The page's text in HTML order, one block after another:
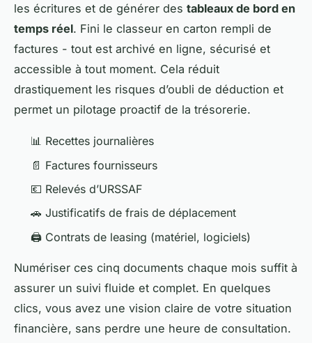
les écritures et de générer des tableaux de bord en
temps réel. Fini le classeur en carton rempli de
factures - tout est archivé en ligne, sécurisé et
accessible à tout moment. Cela réduit
drastiquement les risques d’oubli de déduction et
permet un pilotage proactif de la trésorerie.
📊 Recettes journalières
📄 Factures fournisseurs
💶 Relevés d’URSSAF
🚗 Justificatifs de frais de déplacement
🖨️ Contrats de leasing (matériel, logiciels)
Numériser ces cinq documents chaque mois suffit à
assurer un suivi fluide et complet. En quelques
clics, vous avez une vision claire de votre situation
financière, sans perdre une heure de consultation.